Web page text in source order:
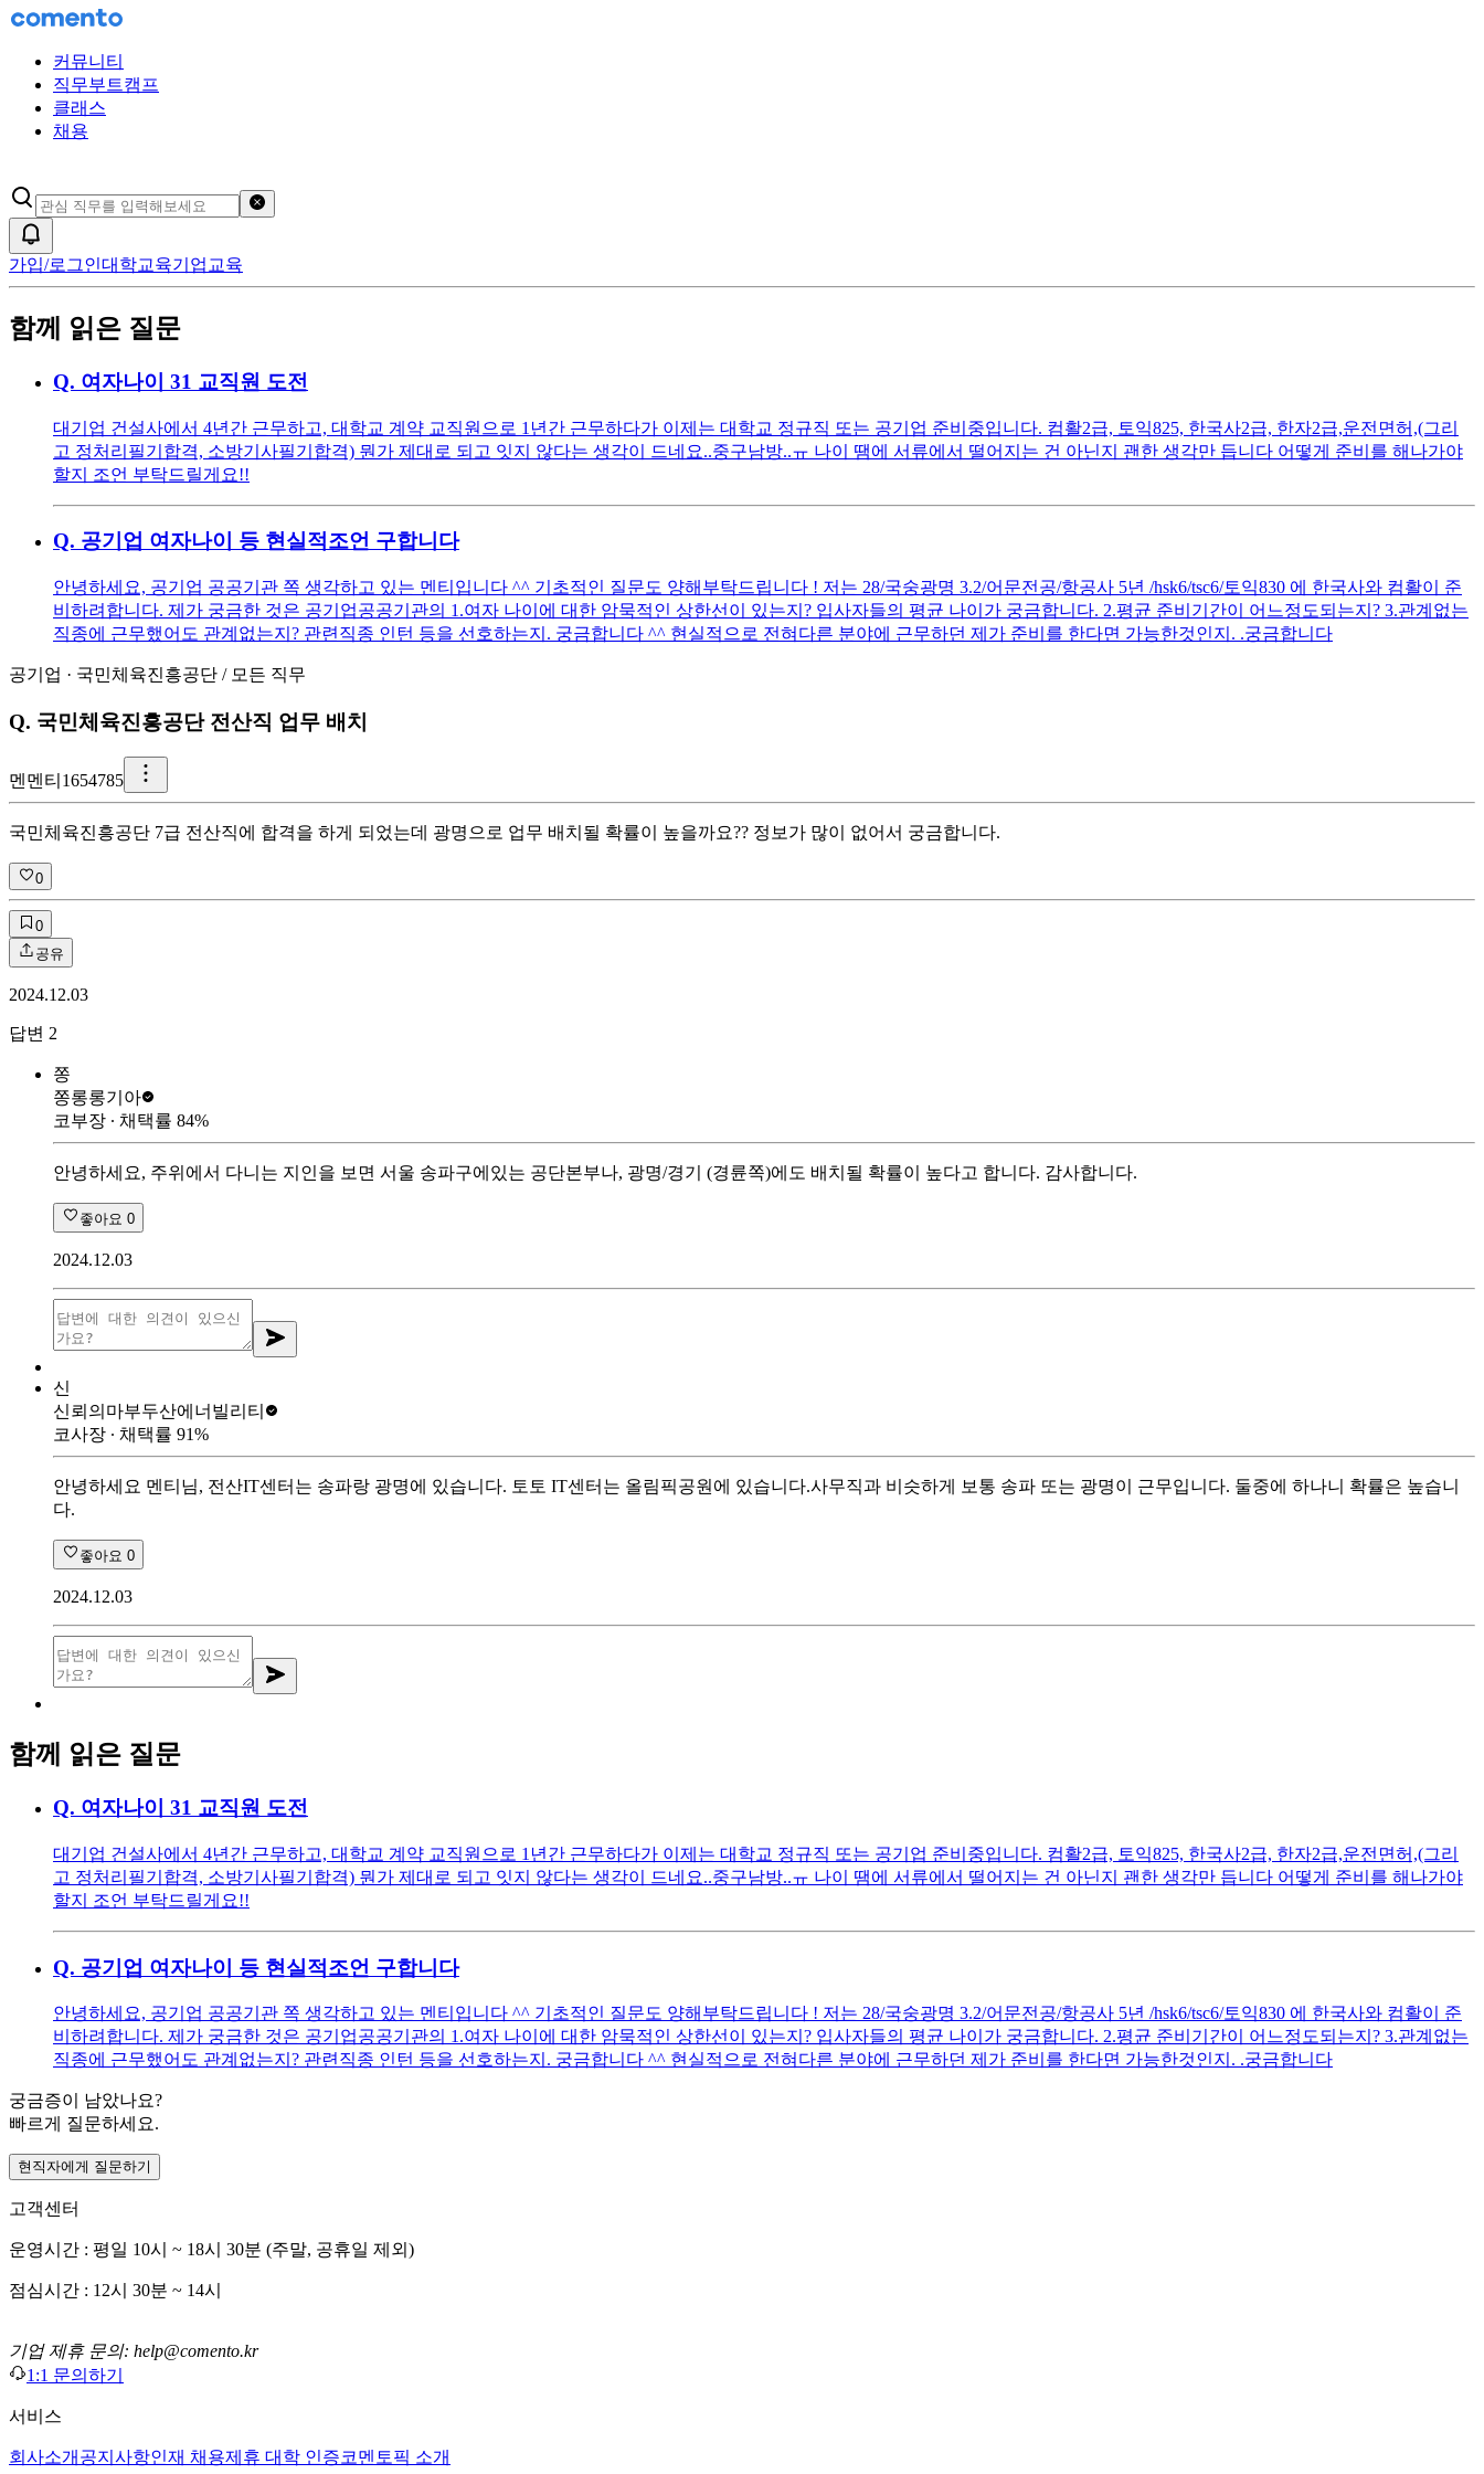
커뮤니티
직무부트캠프
클래스
채용
가입/로그인대학교육기업교육
함께 읽은 질문
Q. 여자나이 31 교직원 도전
대기업 건설사에서 4년간 근무하고, 대학교 계약 교직원으로 1년간 근무하다가 이제는 대학교 정규직 또는 공기업 준비중입니다. 컴활2급, 토익825, 한국사2급, 한자2급,운전면허,(그리
고 정처리필기합격, 소방기사필기합격) 뭔가 제대로 되고 잇지 않다는 생각이 드네요..중구남방..ㅠ 나이 땜에 서류에서 떨어지는 건 아닌지 괜한 생각만 듭니다 어떻게 준비를 해나가야
할지 조언 부탁드릴게요!!
Q. 공기업 여자나이 등 현실적조언 구합니다
안녕하세요, 공기업 공공기관 쪽 생각하고 있는 멘티입니다 ^^ 기초적인 질문도 양해부탁드립니다 ! 저는 28/국숭광명 3.2/어문전공/항공사 5년 /hsk6/tsc6/토익830 에 한국사와 컴활이 준
비하려합니다. 제가 궁금한 것은 공기업공공기관의 1.여자 나이에 대한 암묵적인 상한선이 있는지? 입사자들의 평균 나이가 궁금합니다. 2.평균 준비기간이 어느정도되는지? 3.관계없는
직종에 근무했어도 관계없는지? 관련직종 인턴 등을 선호하는지. 궁금합니다 ^^ 현실적으로 전혀다른 분야에 근무하던 제가 준비를 한다면 가능한것인지. .궁금합니다
공기업 · 국민체육진흥공단 / 모든 직무
Q. 국민체육진흥공단 전산직 업무 배치
멘멘티1654785
국민체육진흥공단 7급 전산직에 합격을 하게 되었는데 광명으로 업무 배치될 확률이 높을까요?? 정보가 많이 없어서 궁금합니다.
0
0
공유
2024.12.03
답변 2
쫑
쫑롱롱기아
코부장 ∙ 채택률 84%
안녕하세요, 주위에서 다니는 지인을 보면 서울 송파구에있는 공단본부나, 광명/경기 (경륜쪽)에도 배치될 확률이 높다고 합니다. 감사합니다.
좋아요 0
2024.12.03
신
신뢰의마부두산에너빌리티
코사장 ∙ 채택률 91%
안녕하세요 멘티님, 전산IT센터는 송파랑 광명에 있습니다. 토토 IT센터는 올림픽공원에 있습니다.사무직과 비슷하게 보통 송파 또는 광명이 근무입니다. 둘중에 하나니 확률은 높습니
다.
좋아요 0
2024.12.03
함께 읽은 질문
Q. 여자나이 31 교직원 도전
대기업 건설사에서 4년간 근무하고, 대학교 계약 교직원으로 1년간 근무하다가 이제는 대학교 정규직 또는 공기업 준비중입니다. 컴활2급, 토익825, 한국사2급, 한자2급,운전면허,(그리
고 정처리필기합격, 소방기사필기합격) 뭔가 제대로 되고 잇지 않다는 생각이 드네요..중구남방..ㅠ 나이 땜에 서류에서 떨어지는 건 아닌지 괜한 생각만 듭니다 어떻게 준비를 해나가야
할지 조언 부탁드릴게요!!
Q. 공기업 여자나이 등 현실적조언 구합니다
안녕하세요, 공기업 공공기관 쪽 생각하고 있는 멘티입니다 ^^ 기초적인 질문도 양해부탁드립니다 ! 저는 28/국숭광명 3.2/어문전공/항공사 5년 /hsk6/tsc6/토익830 에 한국사와 컴활이 준
비하려합니다. 제가 궁금한 것은 공기업공공기관의 1.여자 나이에 대한 암묵적인 상한선이 있는지? 입사자들의 평균 나이가 궁금합니다. 2.평균 준비기간이 어느정도되는지? 3.관계없는
직종에 근무했어도 관계없는지? 관련직종 인턴 등을 선호하는지. 궁금합니다 ^^ 현실적으로 전혀다른 분야에 근무하던 제가 준비를 한다면 가능한것인지. .궁금합니다
궁금증이 남았나요?
빠르게 질문하세요.
현직자에게 질문하기
고객센터
운영시간 : 평일 10시 ~ 18시 30분 (주말, 공휴일 제외)
점심시간 : 12시 30분 ~ 14시
기업 제휴 문의: help@comento.kr
1:1 문의하기
서비스
회사소개 공지사항인재 채용제휴 대학 인증코멘토픽 소개